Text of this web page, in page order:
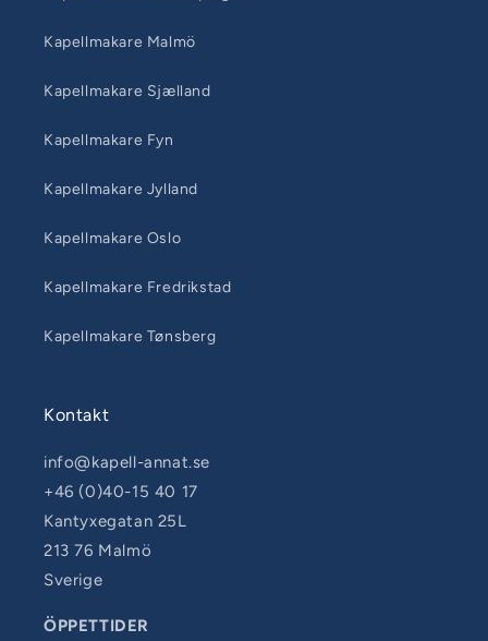
Kapellmakare Malmö
Kapellmakare Sjælland
Kapellmakare Fyn
Kapellmakare Jylland
Kapellmakare Oslo
Kapellmakare Fredrikstad
Kapellmakare Tønsberg
Kontakt
info@kapell-annat.se
+46 (0)40-15 40 17
Kantyxegatan 25L
213 76 Malmö
Sverige
ÖPPETTIDER